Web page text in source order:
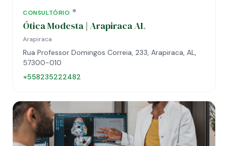
CONSULTÓRIO
Ótica Modesta | Arapiraca AL
Arapiraca
Rua Professor Domingos Correia, 233, Arapiraca, AL,
57300-010
+558235222482